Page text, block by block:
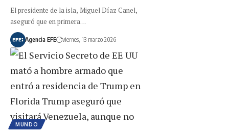
El presidente de la isla, Miguel Díaz Canel,
aseguró que en primera…
Agencia EFE viernes, 13 marzo 2026
MUNDO